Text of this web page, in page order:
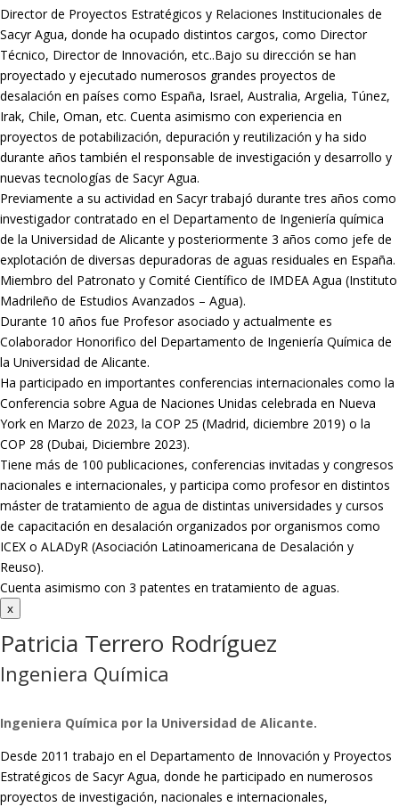
Director de Proyectos Estratégicos y Relaciones Institucionales de
Sacyr Agua, donde ha ocupado distintos cargos, como Director
Técnico, Director de Innovación, etc..Bajo su dirección se han
proyectado y ejecutado numerosos grandes proyectos de
desalación en países como España, Israel, Australia, Argelia, Túnez,
Irak, Chile, Oman, etc. Cuenta asimismo con experiencia en
proyectos de potabilización, depuración y reutilización y ha sido
durante años también el responsable de investigación y desarrollo y
nuevas tecnologías de Sacyr Agua.
Previamente a su actividad en Sacyr trabajó durante tres años como
investigador contratado en el Departamento de Ingeniería química
de la Universidad de Alicante y posteriormente 3 años como jefe de
explotación de diversas depuradoras de aguas residuales en España.
Miembro del Patronato y Comité Científico de IMDEA Agua (Instituto
Madrileño de Estudios Avanzados – Agua).
Durante 10 años fue Profesor asociado y actualmente es
Colaborador Honorifico del Departamento de Ingeniería Química de
la Universidad de Alicante.
Ha participado en importantes conferencias internacionales como la
Conferencia sobre Agua de Naciones Unidas celebrada en Nueva
York en Marzo de 2023, la COP 25 (Madrid, diciembre 2019) o la
COP 28 (Dubai, Diciembre 2023).
Tiene más de 100 publicaciones, conferencias invitadas y congresos
nacionales e internacionales, y participa como profesor en distintos
máster de tratamiento de agua de distintas universidades y cursos
de capacitación en desalación organizados por organismos como
ICEX o ALADyR (Asociación Latinoamericana de Desalación y
Reuso).
Cuenta asimismo con 3 patentes en tratamiento de aguas.
x
Patricia Terrero Rodríguez
Ingeniera Química
Ingeniera Química por la Universidad de Alicante.
Desde 2011 trabajo en el Departamento de Innovación y Proyectos
Estratégicos de Sacyr Agua, donde he participado en numerosos
proyectos de investigación, nacionales e internacionales,